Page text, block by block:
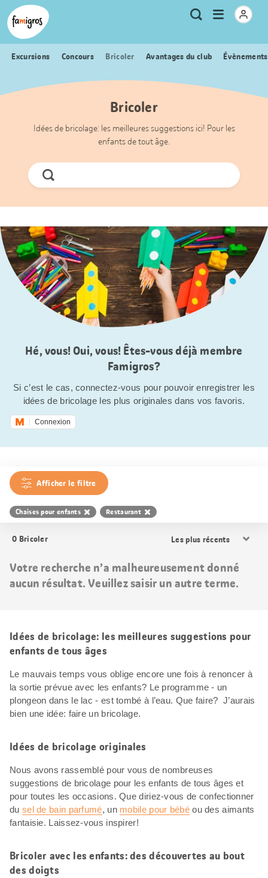
Signets
de
navigation
Header
Logo Métanavigation
RechercheOuvrir
Excursions Concours Bricoler Avantages du club
Bricoler
Idées de bricolage: les meilleures suggestions ici! Pour les
enfants de tout âge.
Chercher
Hé, vous! Oui, vous! Êtes-vous déjà membre
Famigros?
Si c’est le cas, connectez-vous pour pouvoir enregistrer les
idées de bricolage les plus originales dans vos favoris.
Connexion
Afficher le filtre
Chaises pour enfants Restaurant
0 Bricoler
les
Votre recherche n’a malheureusement donné
aucun résultat. Veuillez saisir un autre terme.
Idées de bricolage: les meilleures suggestions pour
enfants de tous âges
Le mauvais temps vous oblige encore une fois à renoncer à
la sortie prévue avec les enfants? Le programme - un
plongeon dans le lac - est tombé à l’eau. Que faire? J’aurais
bien une idée: faire un bricolage.
Idées de bricolage originales
Nous avons rassemblé pour vous de nombreuses
suggestions de bricolage pour les enfants de tous âges et
pour toutes les occasions. Que diriez-vous de confectionner
du sel de bain parfumé, un mobile pour bébéou des aimants
fantaisie. Laissez-vous inspirer!
Bricoler avec les enfants: des découvertes au bout
des doigts